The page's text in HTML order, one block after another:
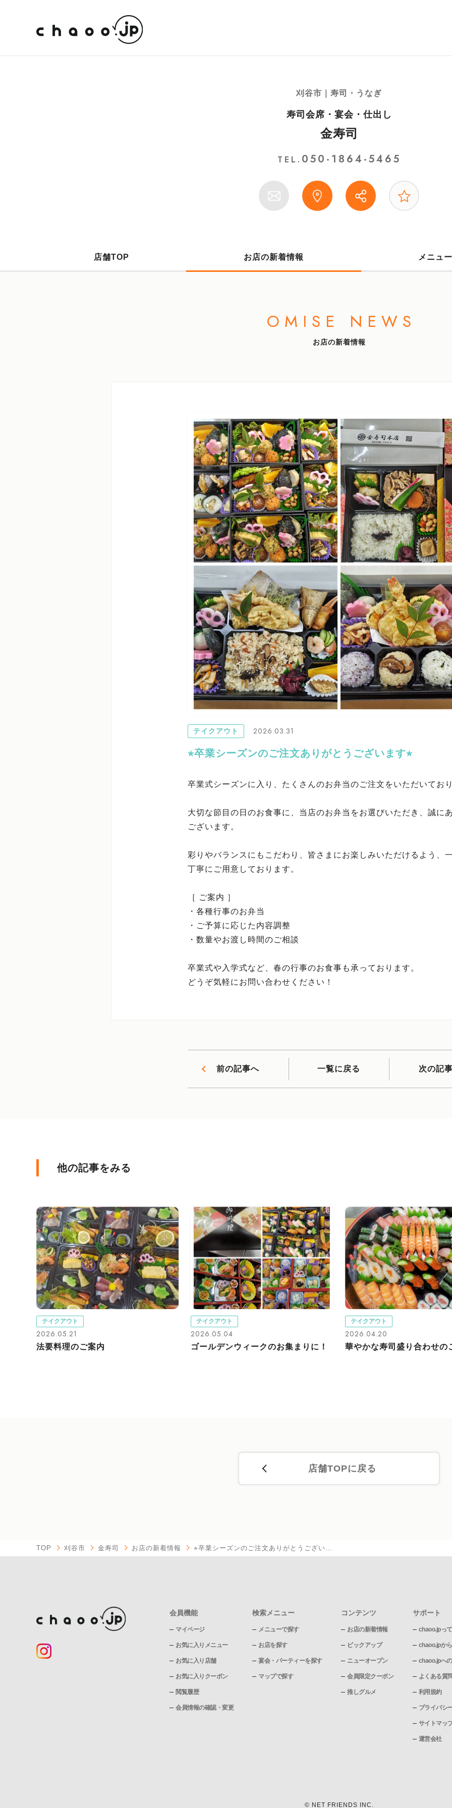
刈谷市｜寿司・うなぎ
寿司会席・宴会・仕出し
金寿司
TEL. 050-1864-5465
店舗TOP お店の新着情報 メニュ
OMISE NEWS
お店の新着情報
テイクアウト 2026.03.31
⭐︎卒業シーズンのご注文ありがとうございます⭐︎
卒業式シーズンに入り、たくさんのお弁当のご注文をいただいてお
大切な節目の日のお食事に、当店のお弁当をお選びいただき、誠に
ございます。
彩りやバランスにもこだわり、皆さまにお楽しみいただけるよう、
丁寧にご用意しております。
［ ご案内 ］
・各種行事のお弁当
・ご予算に応じた内容調整
・数量やお渡し時間のご相談
卒業式や入学式など、春の行事のお食事も承っております。
どうぞ気軽にお問い合わせください！
前の記事へ 次の記
一覧に戻る
他の記事をみる
テイクアウト
2026.05.21
法要料理のご案内
テイクアウト
2026.05.04
ゴールデンウィークのお集まりに！
テイクアウト
2026.04.20
華やかな寿司盛り合わせの
店舗TOPに戻る
TOP 刈谷市 金寿司 お店の新着情報 ⭐︎卒業シーズンのご注文ありがとうござい…
会員機能
マイページ
お気に入りメニュー
お気に入り店舗
お気に入りクーポン
閲覧履歴
会員情報の確認・変更
検索メニュー
メニューで探す
お店を探す
宴会・パーティーを探す
マップで探す
コンテンツ
お店の新着情報
ピックアップ
ニューオープン
会員限定クーポン
推しグルメ
サポート
chaoo.jpっ
chaoo.jpか
chaoo.jpへ
よくある質
利用規約
プライバシ
サイトマッ
運営会社
© NET FRIENDS INC.